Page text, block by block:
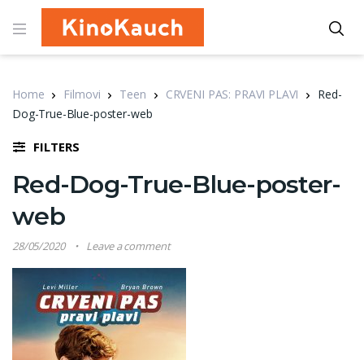
Home Filmovi Teen CRVENI PAS: PRAVI PLAVI
Red-
Dog-True-Blue-poster-web
FILTERS
Red-Dog-True-Blue-poster-
web
28/05/2020 Leave a comment